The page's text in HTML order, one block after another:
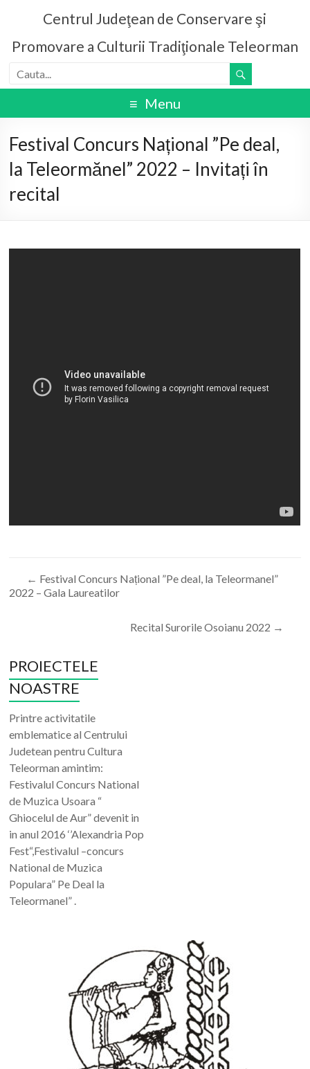
Centrul Judeţean de Conservare şi
Promovare a Culturii Tradiţionale Teleorman
Menu
Festival Concurs Național ”Pe deal,
la Teleormănel” 2022 – Invitați în
recital
← Festival Concurs Național ”Pe deal, la Teleormanel”
2022 – Gala Laureatilor
Recital Surorile Osoianu 2022 →
PROIECTELE
NOASTRE
Printre activitatile
emblematice al Centrului
Judetean pentru Cultura
Teleorman amintim:
Festivalul Concurs National
de Muzica Usoara “
Ghiocelul de Aur” devenit in
in anul 2016 ‘’Alexandria Pop
Fest“,Festivalul –concurs
National de Muzica
Populara” Pe Deal la
Teleormanel” .